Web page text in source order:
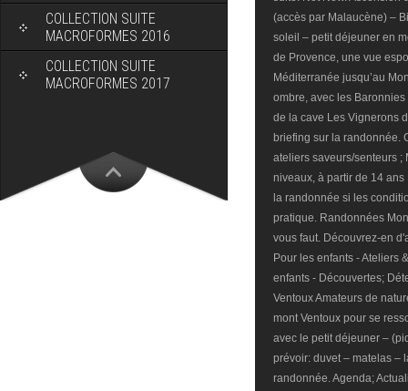
COLLECTION SUITE
MACROFORMES 2016
COLLECTION SUITE
MACROFORMES 2017
(accès par Malaucène) –
soleil – petit déjeuner en
de Provence, une vue
Méditerranée jusqu’au
ombre, avec les
de la cave Les Vignerons
briefing sur la randonnée.
ateliers saveurs/senteurs ;
niveaux, à partir de 14
la randonnée si les
pratique. Randonnées
vous faut. Découvrez-en
Pour les enfants - Ateliers
enfants - Découvertes;
Ventoux Amateurs de
mont Ventoux pour se
avec le petit déjeuner –
prévoir: duvet – matelas –
randonnée. Agenda;